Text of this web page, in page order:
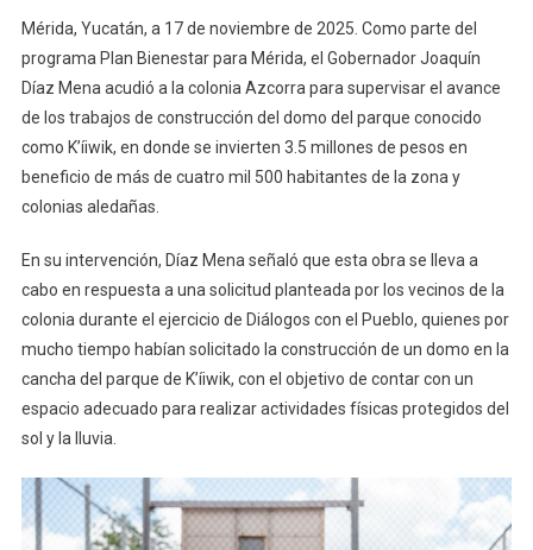
Deporte
Y
Convivencia
Familiar
Mérida, Yucatán, a 17 de noviembre de 2025. Como parte del
programa Plan Bienestar para Mérida, el Gobernador Joaquín
Díaz Mena acudió a la colonia Azcorra para supervisar el avance
de los trabajos de construcción del domo del parque conocido
como K’íiwik, en donde se invierten 3.5 millones de pesos en
beneficio de más de cuatro mil 500 habitantes de la zona y
colonias aledañas.
En su intervención, Díaz Mena señaló que esta obra se lleva a
cabo en respuesta a una solicitud planteada por los vecinos de la
colonia durante el ejercicio de Diálogos con el Pueblo, quienes por
mucho tiempo habían solicitado la construcción de un domo en la
cancha del parque de K’íiwik, con el objetivo de contar con un
espacio adecuado para realizar actividades físicas protegidos del
sol y la lluvia.